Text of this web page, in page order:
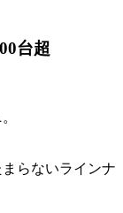
台超
らないラインナ